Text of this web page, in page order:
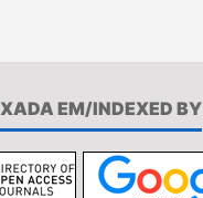
EM/INDEXED BY